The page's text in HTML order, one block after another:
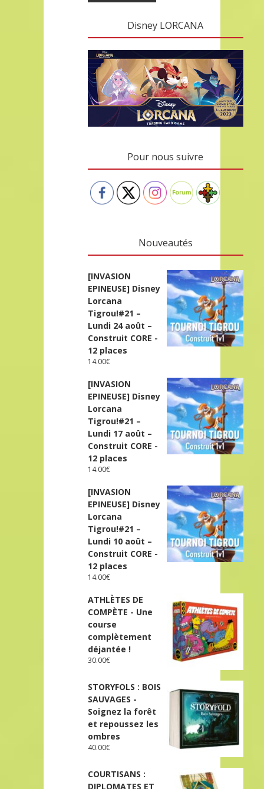
Disney LORCANA
Pour nous suivre
Nouveautés
[INVASION
EPINEUSE] Disney
Lorcana
Tigrou!#21 –
Lundi 24 août –
Construit CORE -
12 places
14.00€
[INVASION
EPINEUSE] Disney
Lorcana
Tigrou!#21 –
Lundi 17 août –
Construit CORE -
12 places
14.00€
[INVASION
EPINEUSE] Disney
Lorcana
Tigrou!#21 –
Lundi 10 août –
Construit CORE -
12 places
14.00€
ATHLÈTES DE
COMPÈTE - Une
course
complètement
déjantée !
30.00€
STORYFOLS : BOIS
SAUVAGES -
Soignez la forêt
et repoussez les
ombres
40.00€
COURTISANS :
DIPLOMATES ET